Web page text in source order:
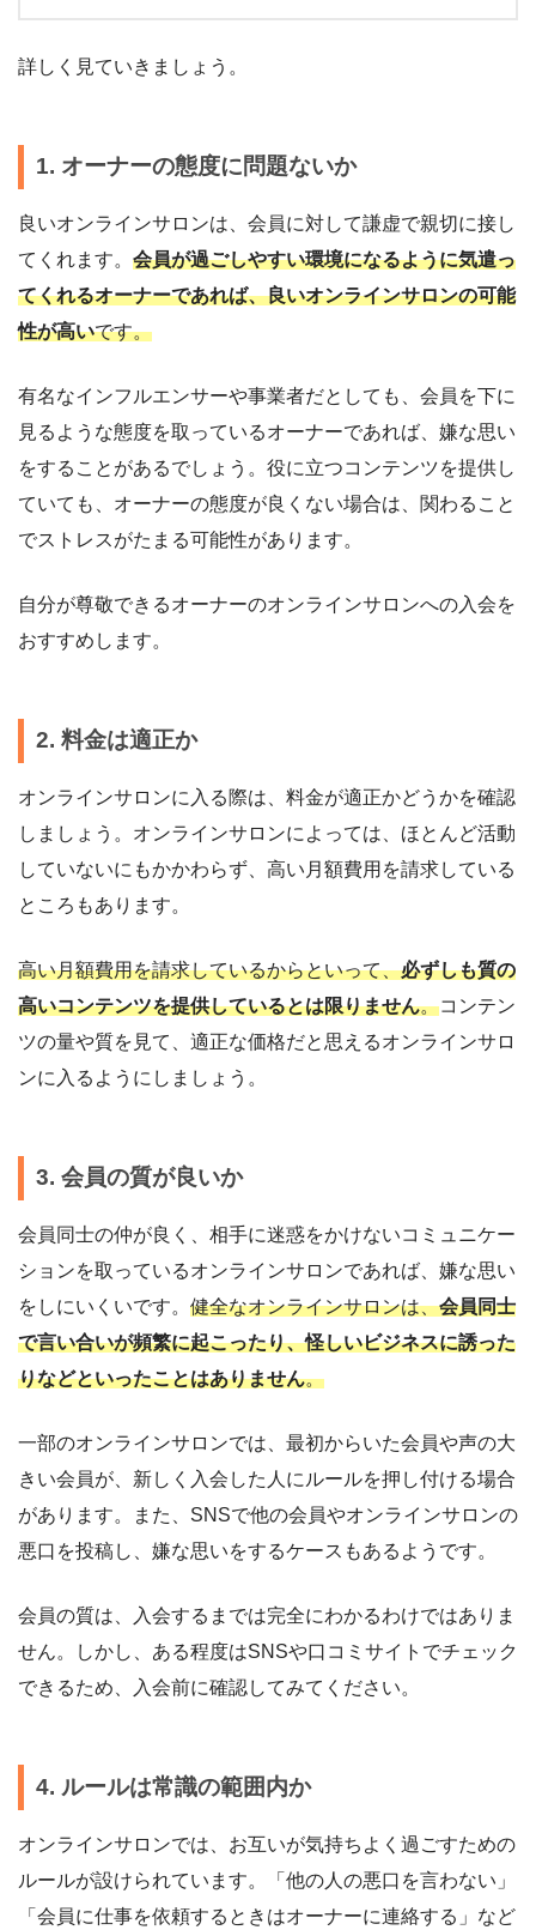
詳しく見ていきましょう。
1. オーナーの態度に問題ないか
良いオンラインサロンは、会員に対して謙虚で親切に接し
てくれます。 会員が過ごしやすい環境になるように気遣っ
てくれるオーナーであれば、良いオンラインサロンの可能
性が高いです。
有名なインフルエンサーや事業者だとしても、会員を下に
見るような態度を取っているオーナーであれば、嫌な思い
をすることがあるでしょう。役に立つコンテンツを提供し
ていても、オーナーの態度が良くない場合は、関わること
でストレスがたまる可能性があります。
自分が尊敬できるオーナーのオンラインサロンへの入会を
おすすめします。
2. 料金は適正か
オンラインサロンに入る際は、料金が適正かどうかを確認
しましょう。オンラインサロンによっては、ほとんど活動
していないにもかかわらず、高い月額費用を請求している
ところもあります。
高い月額費用を請求しているからといって、必ずしも質の
高いコンテンツを提供しているとは限りません。コンテン
ツの量や質を見て、適正な価格だと思えるオンラインサロ
ンに入るようにしましょう。
3. 会員の質が良いか
会員同士の仲が良く、相手に迷惑をかけないコミュニケー
ションを取っているオンラインサロンであれば、嫌な思い
をしにいくいです。 健全なオンラインサロンは、会員同士
で言い合いが頻繁に起こったり、怪しいビジネスに誘った
りなどといったことはありません。
一部のオンラインサロンでは、最初からいた会員や声の大
きい会員が、新しく入会した人にルールを押し付ける場合
があります。また、SNSで他の会員やオンラインサロンの
悪口を投稿し、嫌な思いをするケースもあるようです。
会員の質は、入会するまでは完全にわかるわけではありま
せん。しかし、ある程度はSNSや口コミサイトでチェック
できるため、入会前に確認してみてください。
4. ルールは常識の範囲内か
オンラインサロンでは、お互いが気持ちよく過ごすための
ルールが設けられています。「他の人の悪口を言わない」
「会員に仕事を依頼するときはオーナーに連絡する」など